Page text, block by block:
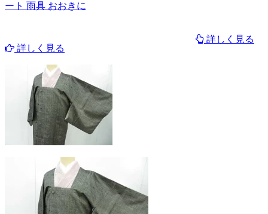
ート 雨具 おおきに
詳しく見る
詳しく見る